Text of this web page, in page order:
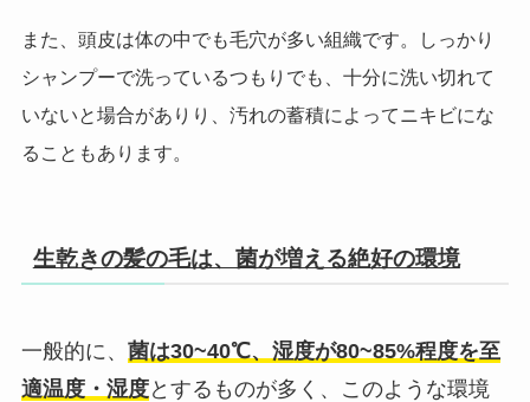
また、頭皮は体の中でも毛穴が多い組織です。しっかり
シャンプーで洗っているつもりでも、十分に洗い切れて
いないと場合がありり、汚れの蓄積によってニキビにな
ることもあります。
生乾きの髪の毛は、菌が増える絶好の環境
一般的に、 菌は30~40℃、湿度が80~85%程度を至
適温度・湿度とするものが多く、このような環境